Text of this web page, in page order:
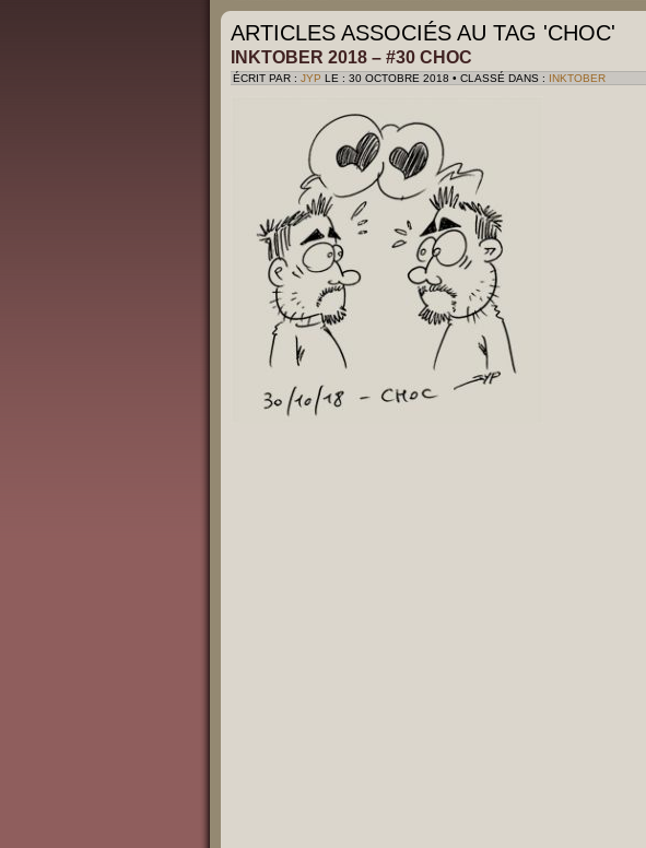
ARTICLES ASSOCIÉS AU TAG 'CHOC'
INKTOBER 2018 – #30 CHOC
ÉCRIT PAR : JYP LE : 30 OCTOBRE 2018 • CLASSÉ DANS : INKTOBER